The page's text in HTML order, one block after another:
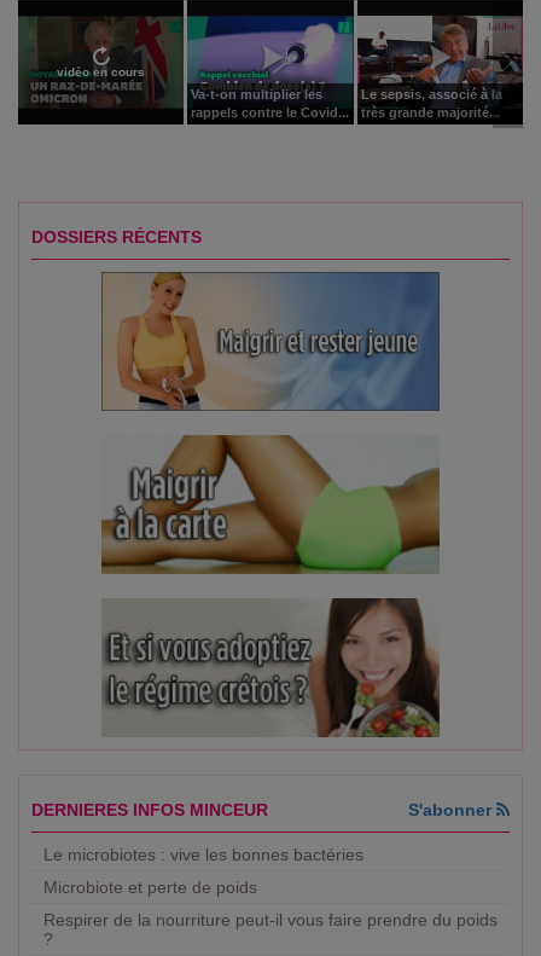
vidéo en cours
Va-t-on multiplier les
rappels contre le Covid...
Le sepsis, associé à la
très grande majorité...
DOSSIERS RÉCENTS
DERNIERES INFOS MINCEUR S'abonner
Le microbiotes : vive les bonnes bactéries
Microbiote et perte de poids
Respirer de la nourriture peut-il vous faire prendre du poids
?